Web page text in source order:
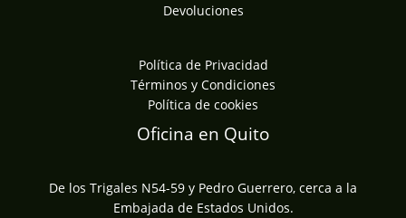
Devoluciones
Política de Privacidad
Términos y Condiciones
Política de cookies
Oficina en Quito
De los Trigales N54-59 y Pedro Guerrero, cerca a la
Embajada de Estados Unidos.